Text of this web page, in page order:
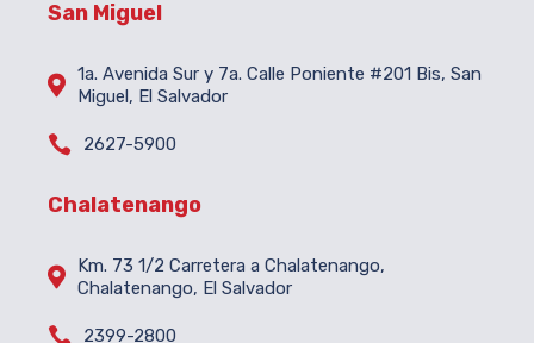
San Miguel
 1a. Avenida Sur y 7a. Calle Poniente #201 Bis, San
Miguel, El Salvador
 2627-5900
Chalatenango

Km. 73 1/2 Carretera a Chalatenango,
Chalatenango, El Salvador
 2399-2800